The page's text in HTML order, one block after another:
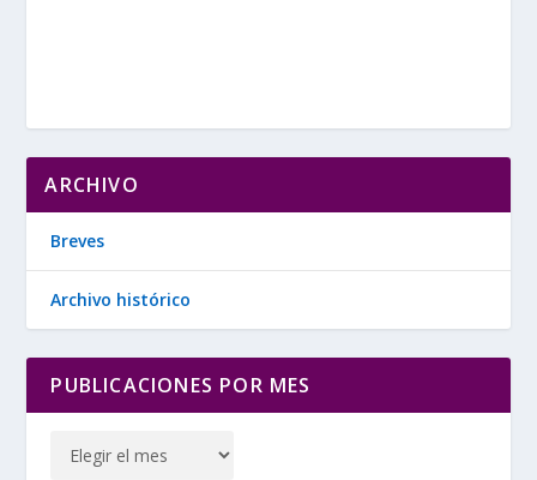
ARCHIVO
Breves
Archivo histórico
PUBLICACIONES POR MES